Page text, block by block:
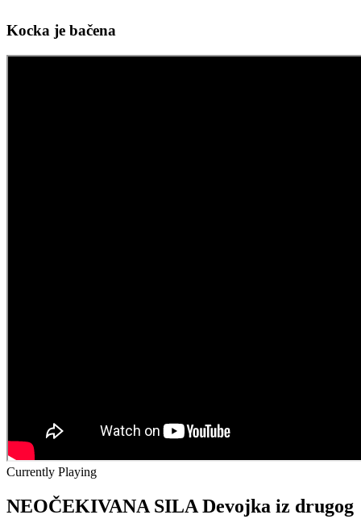
Kocka je bačena
Currently Playing
NEOČEKIVANA SILA Devojka iz drugog